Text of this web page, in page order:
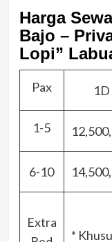
Harga
Bajo –
Lopi”
Pax 1D
1-5
6-10
Extra
*